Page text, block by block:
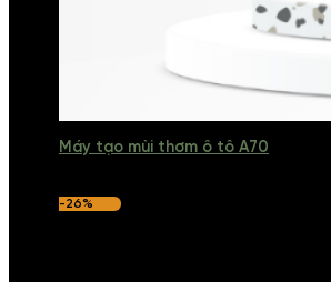
Máy tạo mùi thơm ô tô A70
-26%